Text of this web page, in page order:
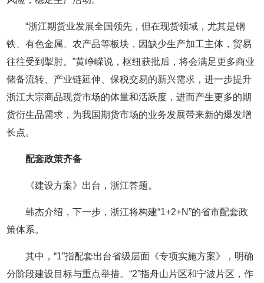
“浙江期货业发展全国领先，但在现货领域，尤其是钢
铁、有色金属、农产品等板块，因缺少生产加工主体，贸易
往往受到掣肘。”黄峥嵘说，枢纽获批后，将会满足更多商业
储备流转、产业链延伸、保税交易的新兴需求，进一步提升
浙江大宗商品现货市场的体量和活跃度，进而产生更多的期
货衍生品需求，为我国期货市场的业务发展带来新的爆发增
长点。
配套政策齐备
《建设方案》出台，浙江答题。
韩杰介绍，下一步，浙江将构建“1+2+N”的省市配套政
策体系。
其中，“1”指配套出台省级层面《专项实施方案》，明确
分阶段建设目标与重点举措。“2”指舟山片区和宁波片区，作